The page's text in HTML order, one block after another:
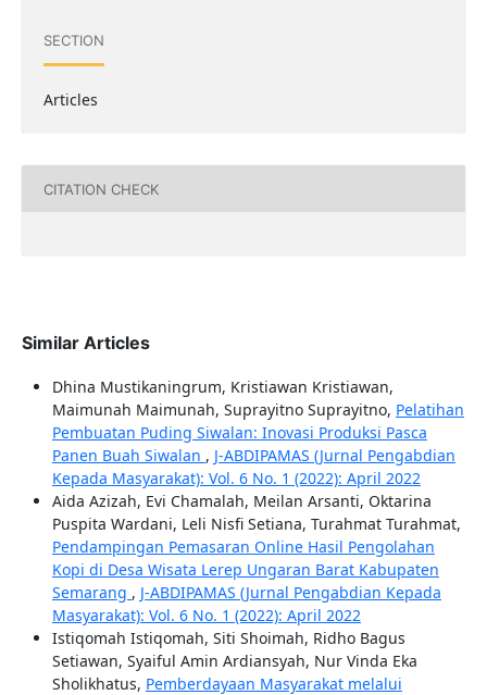
SECTION
Articles
CITATION CHECK
Similar Articles
Dhina Mustikaningrum, Kristiawan Kristiawan,
Maimunah Maimunah, Suprayitno Suprayitno, Pelatihan
Pembuatan Puding Siwalan: Inovasi Produksi Pasca
Panen Buah Siwalan , J-ABDIPAMAS (Jurnal Pengabdian
Kepada Masyarakat): Vol. 6 No. 1 (2022): April 2022
Aida Azizah, Evi Chamalah, Meilan Arsanti, Oktarina
Puspita Wardani, Leli Nisfi Setiana, Turahmat Turahmat,
Pendampingan Pemasaran Online Hasil Pengolahan
Kopi di Desa Wisata Lerep Ungaran Barat Kabupaten
Semarang , J-ABDIPAMAS (Jurnal Pengabdian Kepada
Masyarakat): Vol. 6 No. 1 (2022): April 2022
Istiqomah Istiqomah, Siti Shoimah, Ridho Bagus
Setiawan, Syaiful Amin Ardiansyah, Nur Vinda Eka
Sholikhatus, Pemberdayaan Masyarakat melalui